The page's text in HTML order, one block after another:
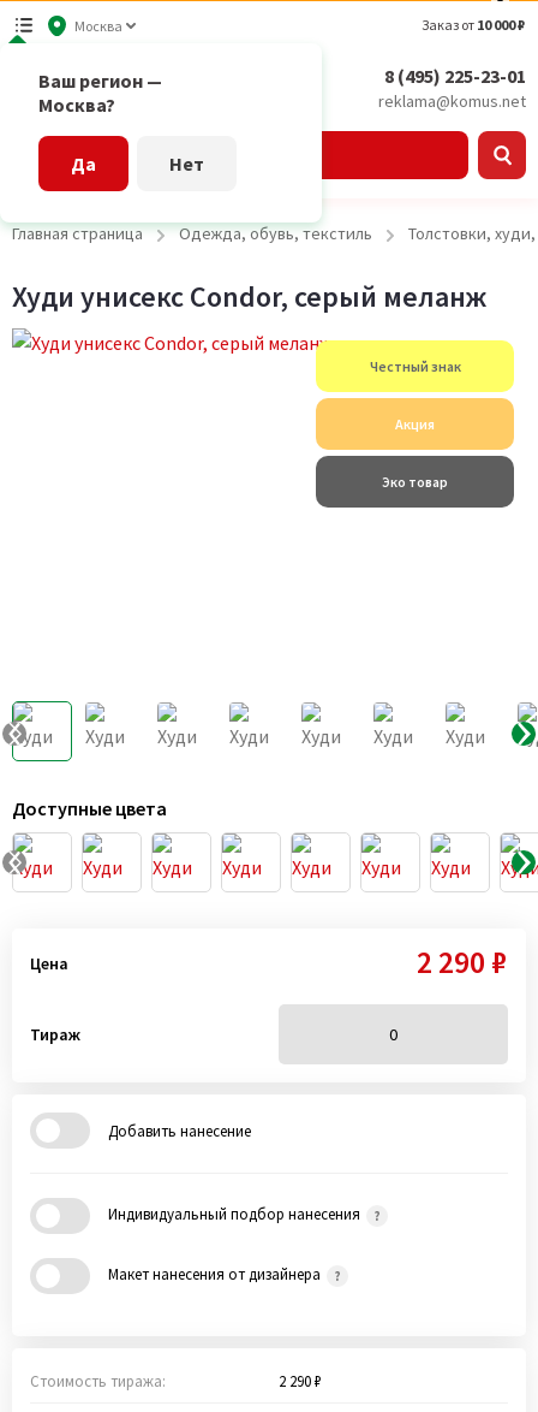
Москва
Ваш регион —
Москва?
Да Нет
Заказ от 10 000 ₽
8 (495) 225-23-01
reklama@komus.net
Главная страница Одежда, обувь, текстиль Толстовки,
Худи унисекс Condor, серый меланж
Честный знак
Акция
Эко товар
Доступные цвета
Цена 2 290 ₽
Тираж
Добавить нанесение
Индивидуальный подбор нанесения
Макет нанесения от дизайнера
Стоимость тиража: 2 290 ₽